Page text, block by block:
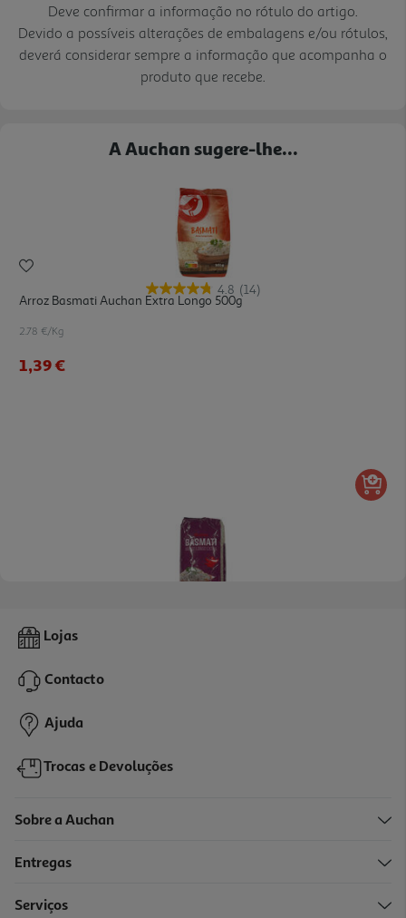
Deve confirmar a informação no rótulo do artigo.
Devido a possíveis alterações de embalagens e/ou rótulos,
deverá considerar sempre a informação que acompanha o
produto que recebe.
A Auchan sugere-lhe...
4.8 (14)
Arroz Basmati Auchan Extra Longo 500g
2.78 €/Kg
1,39 €
Arroz Basmati Auchan Extra Longo 1kg
1,89 €
-10%
Lojas
Contacto
Ajuda
Trocas e Devoluções
Sobre a Auchan
Entregas
Serviços